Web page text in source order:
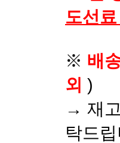
도선
※ 배
외 )
→ 재
탁드